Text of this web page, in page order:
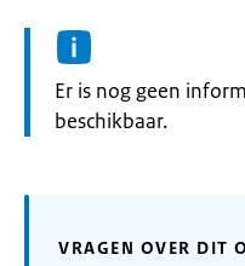
Informatie:
Er is nog geen
beschikbaar.
VRAGEN OVER DIT